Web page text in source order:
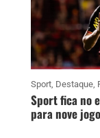
Sport, Destaque,
Sport fica no
para nove